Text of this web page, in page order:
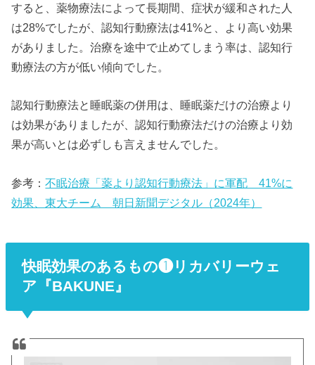
すると、薬物療法によって長期間、症状が緩和された人
は28%でしたが、認知行動療法は41%と、より高い効果
がありました。治療を途中で止めてしまう率は、認知行
動療法の方が低い傾向でした。
認知行動療法と睡眠薬の併用は、睡眠薬だけの治療より
は効果がありましたが、認知行動療法だけの治療より効
果が高いとは必ずしも言えませんでした。
参考：不眠治療「薬より認知行動療法」に軍配 41%に
効果、東大チーム 朝日新聞デジタル（2024年）
快眠効果のあるもの❶リカバリーウェ
ア『BAKUNE』